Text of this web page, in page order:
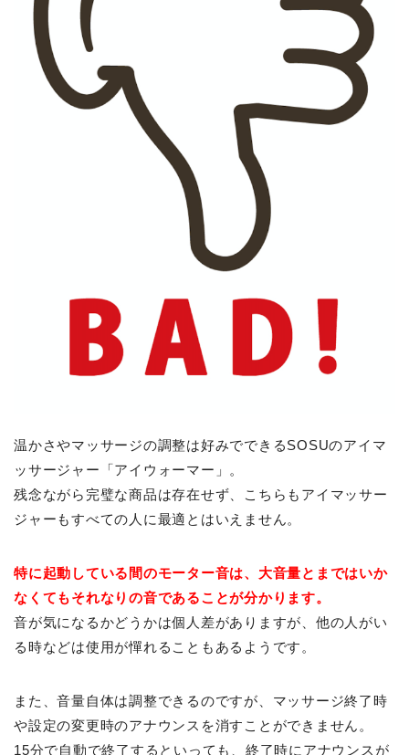
温かさやマッサージの調整は好みでできるSOSUのアイマ
ッサージャー「アイウォーマー」。
残念ながら完璧な商品は存在せず、こちらもアイマッサー
ジャーもすべての人に最適とはいえません。
特に起動している間のモーター音は、大音量とまではいか
なくてもそれなりの音であることが分かります。
音が気になるかどうかは個人差がありますが、他の人がい
る時などは使用が憚れることもあるようです。
また、音量自体は調整できるのですが、マッサージ終了時
や設定の変更時のアナウンスを消すことができません。
15分で自動で終了するといっても、終了時にアナウンスが